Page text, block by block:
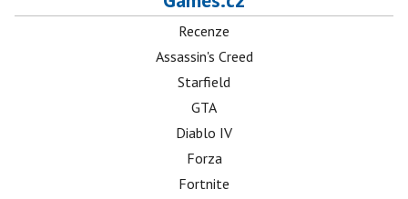
Recenze
Assassin's Creed
Starfield
GTA
Diablo IV
Forza
Fortnite